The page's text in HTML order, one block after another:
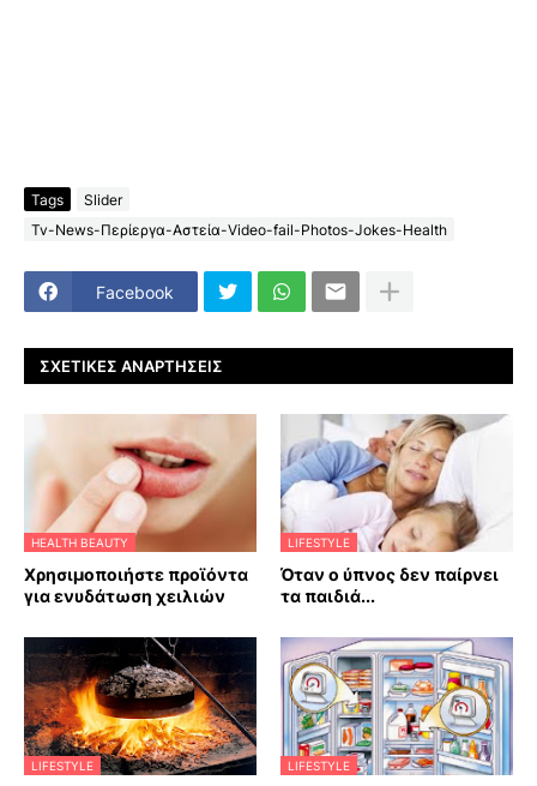
Tags
Slider
Tv-News-Περίεργα-Αστεία-Video-fail-Photos-Jokes-Health
Facebook
ΣΧΕΤΙΚΈΣ ΑΝΑΡΤΉΣΕΙΣ
HEALTH BEAUTY
Χρησιμοποιήστε προϊόντα
για ενυδάτωση χειλιών
LIFESTYLE
Όταν ο ύπνος δεν παίρνει
τα παιδιά...
LIFESTYLE LIFESTYLE